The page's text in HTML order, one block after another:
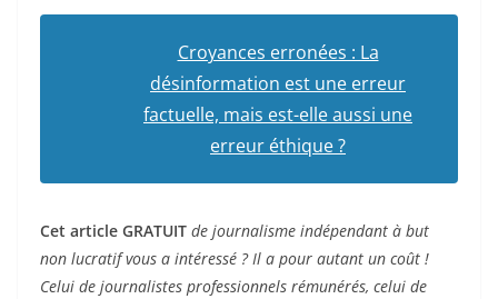
Croyances erronées : La
désinformation est une erreur
factuelle, mais est-elle aussi une
erreur éthique ?
Cet article GRATUIT de journalisme indépendant à but
non lucratif vous a intéressé ? Il a pour autant un coût !
Celui de journalistes professionnels rémunérés, celui de